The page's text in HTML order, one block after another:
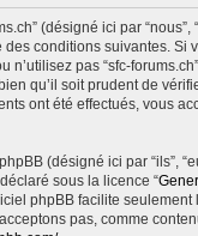
(désigné ici par “nous”,
conditions suivantes. Si
n’utilisez pas “sfc-
qu’il soit prudent de
ont été effectués, vous
(désigné ici par “ils”,
sous la licence “
phpBB facilite
pas, comme